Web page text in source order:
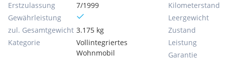
Erstzulassung
7/1999
Gewährleistung
zul. Gesamtgewicht 3.175 kg
Kategorie
Vollintegriertes
Wohnmobil
Kilometerstand
Leergewicht
Zustand
Leistung
Garantie